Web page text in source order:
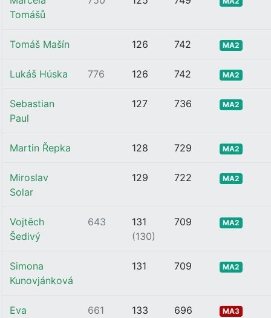
Tomášů
Tomáš Mašín 126 742 MA2
Lukáš Húska 776 126 742 MA2
Sebastian
Paul
127 736 MA2
Martin Řepka 128 729 MA2
Miroslav
Solar
129 722 MA2
Vojtěch
Šedivý
643
131
(130)
709 MA2
Simona
Kunovjánková
131 709 MA2
Eva
661
133
696 MA3